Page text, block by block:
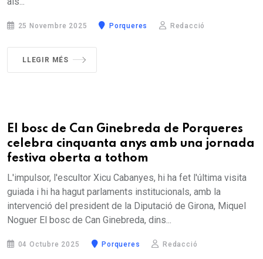
25 Novembre 2025 Porqueres Redacció
LLEGIR MÉS
El bosc de Can Ginebreda de Porqueres
celebra cinquanta anys amb una jornada
festiva oberta a tothom
L'impulsor, l'escultor Xicu Cabanyes, hi ha fet l'última visita
guiada i hi ha hagut parlaments institucionals, amb la
intervenció del president de la Diputació de Girona, Miquel
Noguer El bosc de Can Ginebreda, dins...
04 Octubre 2025 Porqueres Redacció